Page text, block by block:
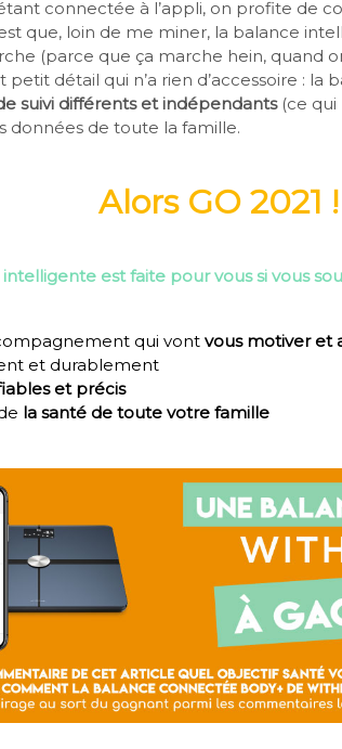
connectée à l’appli, on profite de
que, loin de me miner, la balance
(parce que ça marche hein, quand
petit détail qui n’a rien d’accessoire :
suivi différents et indépendants(ce qui
données de toute la famille.
Alors GO 2021 !
est faite pour vous si vous
qui vont vous motiver et
et durablement
et précis
la santé de toute votre famille